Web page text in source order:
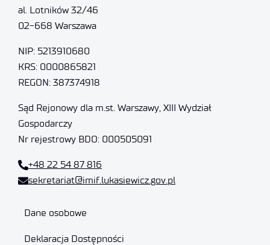
al. Lotników 32/46
02-668 Warszawa
NIP: 5213910680
KRS: 0000865821
REGON: 387374918
Sąd Rejonowy dla m.st. Warszawy, XIII Wydział
Gospodarczy
Nr rejestrowy BDO: 000505091
+48 22 54 87 816
sekretariat@imif.lukasiewicz.gov.pl
Dane osobowe
Deklaracja Dostępności